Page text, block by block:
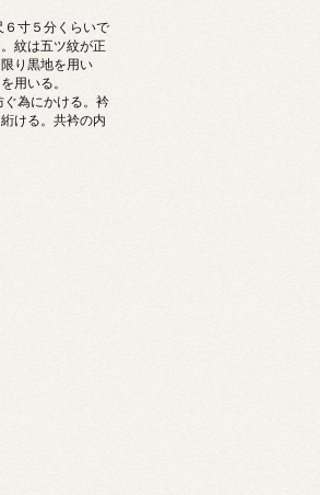
寸５分くらいで
紋は五ツ紋が正
り黒地を用い
用いる。
為にかける。衿
ける。共衿の内